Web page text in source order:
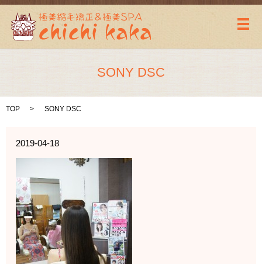
メ
SONY DSC
TOP SONY DSC
2019-04-18